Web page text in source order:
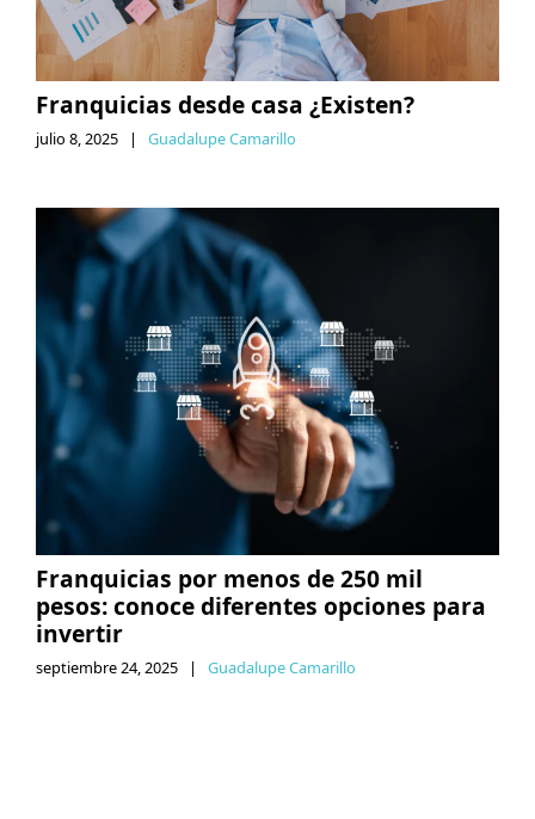
Franquicias desde casa ¿Existen?
julio 8, 2025 | Guadalupe Camarillo
Franquicias por menos de 250 mil
pesos: conoce diferentes opciones para
invertir
septiembre 24, 2025 | Guadalupe Camarillo